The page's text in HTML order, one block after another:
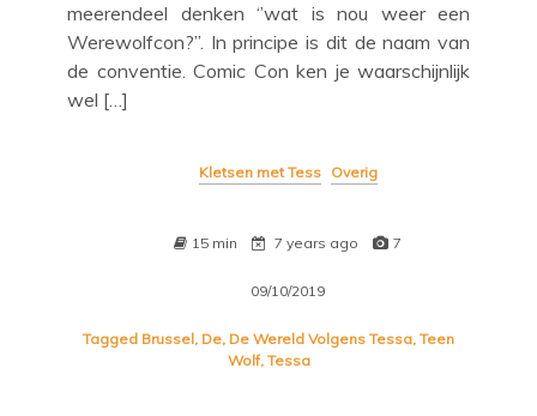
meerendeel denken ‘’wat is nou weer een
Werewolfcon?’’. In principe is dit de naam van
de conventie. Comic Con ken je waarschijnlijk
wel […]
Kletsen met Tess Overig
15 min 7 years ago 7
09/10/2019
Tagged Brussel, De, De Wereld Volgens Tessa, Teen
Wolf, Tessa